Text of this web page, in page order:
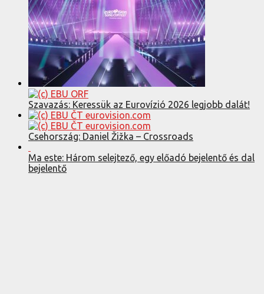
Szavazás: Keressük az Eurovízió 2026 legjobb dalát!
Csehország: Daniel Žižka – Crossroads
Ma este: Három selejtező, egy előadó bejelentő és dal
bejelentő